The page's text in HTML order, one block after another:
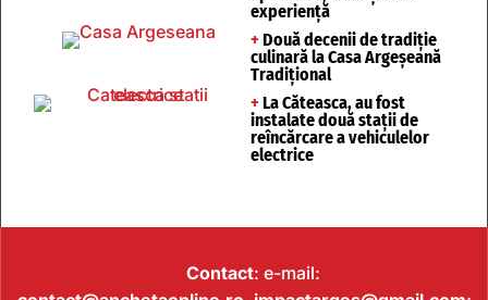
experiență
+ Două decenii de tradiție
culinară la Casa Argeșeană
Tradițional
+ La Căteasca, au fost
instalate două stații de
reîncărcare a vehiculelor
electrice
Contact: e-mail: